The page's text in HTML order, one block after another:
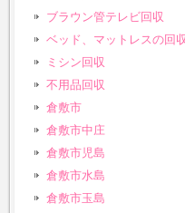
ブラウン管テレビ回収
ベッド、マットレスの回収
ミシン回収
不用品回収
倉敷市
倉敷市中庄
倉敷市児島
倉敷市水島
倉敷市玉島